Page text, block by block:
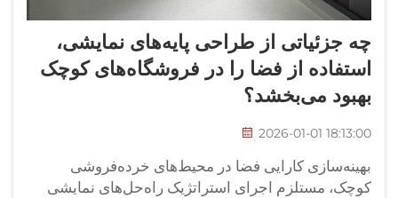
چه جزئیاتی از طراحی پایه‌های نمایشی،
استفاده از فضا را در فروشگاه‌های کوچک
بهبود می‌بخشد؟
2026-01-01 18:13:00
بهینه‌سازی کارایی فضا در محیط‌های خرده‌فروشی
کوچک، مستلزم اجرای استراتژیک راه‌حل‌های نمایشی